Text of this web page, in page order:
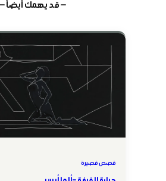
— قد يهمك أيضاً —
قصص قصيرة